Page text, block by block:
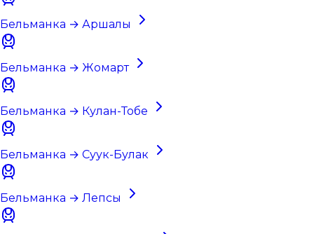
Бельманка → Аршалы
Бельманка → Жомарт
Бельманка → Кулан-Тобе
Бельманка → Суук-Булак
Бельманка → Лепсы